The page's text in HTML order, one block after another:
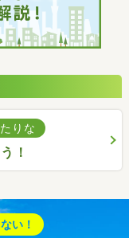
りな
！
い！